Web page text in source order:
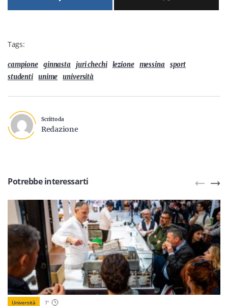
Tags:
campione ginnasta juri chechi lezione messina
sport
studenti unime università
Scritto da
Redazione
Potrebbe interessarti
Università 7'